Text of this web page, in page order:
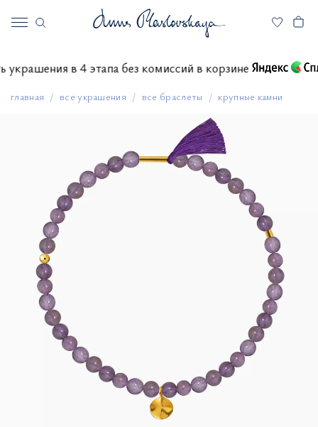
украшения в 4 этапа без комиссий в корзине
главная все украшения все браслеты крупные камни